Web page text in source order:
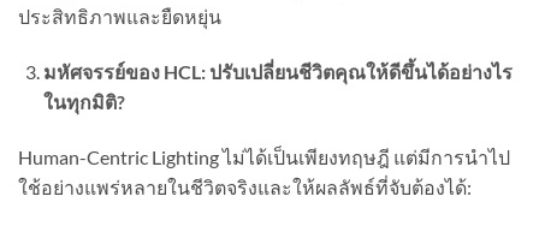
ประสิทธิภาพและยืดหยุ่น
มหัศจรรย์ของ HCL: ปรับเปลี่ยนชีวิตคุณให้ดีขึ้นได้อย่างไร
ในทุกมิติ?
Human-Centric Lighting ไม่ได้เป็นเพียงทฤษฎี แต่มีการนำไป
ใช้อย่างแพร่หลายในชีวิตจริงและให้ผลลัพธ์ที่จับต้องได้: